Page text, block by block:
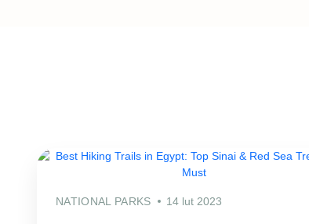
NATIONAL PARKS 14 lut 2023